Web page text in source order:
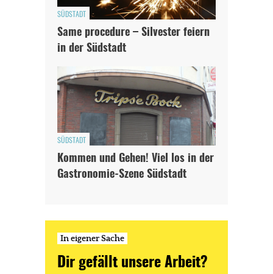
SÜDSTADT
Same procedure – Silvester feiern
in der Südstadt
SÜDSTADT
Kommen und Gehen! Viel los in der
Gastronomie-Szene Südstadt
In eigener Sache
Dir gefällt unsere Arbeit?